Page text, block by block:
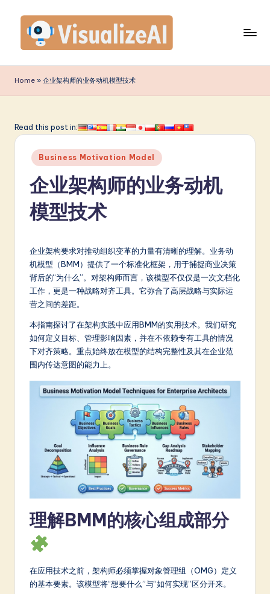
content
is
u
li
A
m
p
fi
d
Home » 企业架构师的业务动机模型技术
Read this post in:
Posted
in
Business Motivation Model
企业架构师的业务动机
模型技术
企业架构要求对推动组织变革的力量有清晰的理解。业务动
机模型（BMM）提供了一个标准化框架，用于捕捉商业决策
背后的“为什么”。对架构师而言，该模型不仅仅是一次文档化
工作，更是一种战略对齐工具。它弥合了高层战略与实际运
营之间的差距。
本指南探讨了在架构实践中应用BMM的实用技术。我们研究
如何定义目标、管理影响因素，并在不依赖专有工具的情况
下对齐策略。重点始终放在模型的结构完整性及其在企业范
围内传达意图的能力上。
理解BMM的核心组成部分
在应用技术之前，架构师必须掌握对象管理组（OMG）定义
的基本要素。该模型将“想要什么”与“如何实现”区分开来。